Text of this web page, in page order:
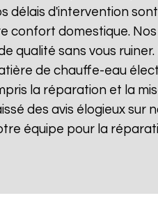
délais d'intervention
confort domestique.
qualité sans vous
de chauffe-eau
la réparation et la
des avis élogieux sur
équipe pour la